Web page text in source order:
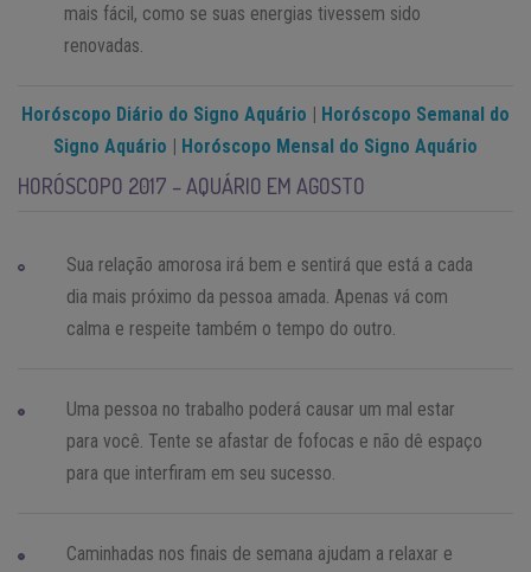
mais fácil, como se suas energias tivessem sido
renovadas.
Horóscopo Diário do Signo Aquário | Horóscopo Semanal do
Signo Aquário | Horóscopo Mensal do Signo Aquário
HORÓSCOPO 2017 – AQUÁRIO EM AGOSTO
Sua relação amorosa irá bem e sentirá que está a cada
dia mais próximo da pessoa amada. Apenas vá com
calma e respeite também o tempo do outro.
Uma pessoa no trabalho poderá causar um mal estar
para você. Tente se afastar de fofocas e não dê espaço
para que interfiram em seu sucesso.
Caminhadas nos finais de semana ajudam a relaxar e